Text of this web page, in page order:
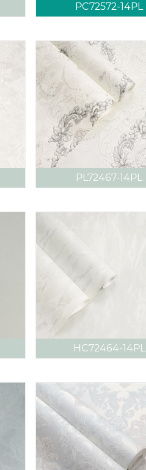
PC72572-14PL
PL72467-14PL
HC72464-14PL